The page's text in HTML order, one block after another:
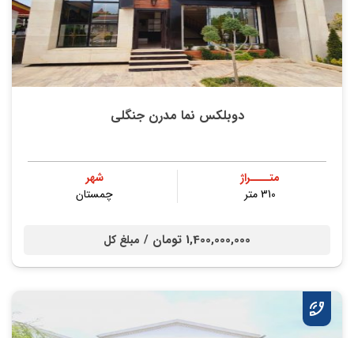
دوبلکس نما مدرن جنگلی
متــــراژ
310 متر
شهر
چمستان
1,400,000,000 تومان / مبلغ کل